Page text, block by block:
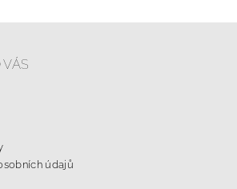
VÁS
údajů